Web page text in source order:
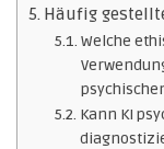
Häufig
Welche
Kann KI